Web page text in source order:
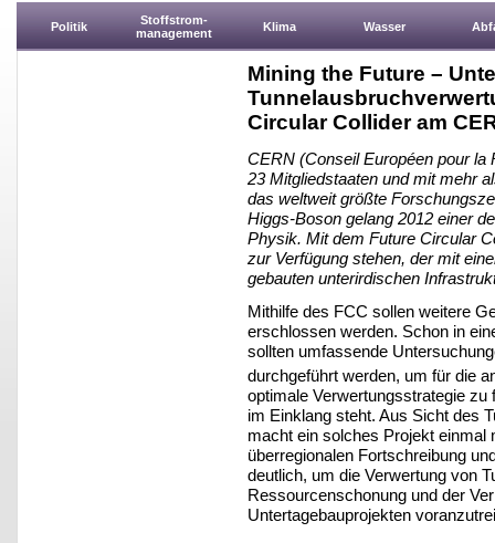
Politik
Stoffstrom-
management
Klima Wasser
Mining the Future –
Circular Collider am
CERN (Conseil Européen pour la
23 Mitgliedstaaten und mit mehr
das weltweit größte
Higgs-Boson gelang 2012 einer
Physik. Mit dem Future Circular
zur Verfügung stehen, der mit
gebauten unterirdischen
Mithilfe des FCC sollen weitere
erschlossen werden. Schon in
sollten umfassende
durchgeführt werden, um für die
optimale Verwertungsstrategie zu
im Einklang steht. Aus Sicht des
macht ein solches Projekt einmal
überregionalen Fortschreibung
deutlich, um die Verwertung von
Ressourcenschonung und der
Untertagebauprojekten